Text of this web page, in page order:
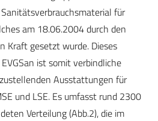
für
am 18.06.2004 durch den
Kraft gesetzt wurde. Dieses
ist somit verbindliche
Ausstattungen für
und LSE. Es umfasst rund 2300
Verteilung (Abb.2), die im